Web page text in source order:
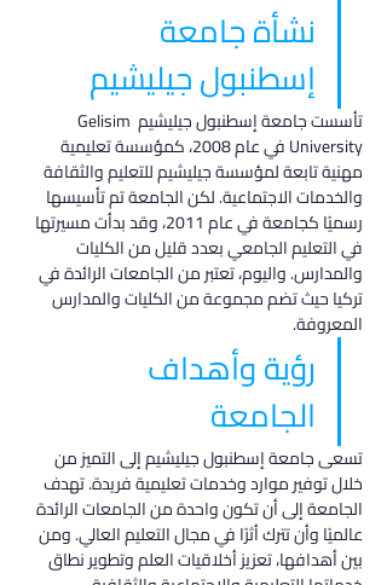
نشأة جامعة
إسطنبول جيليشيم
تأسست جامعة إسطنبول جيليشيم Gelisim
University في عام 2008، كمؤسسة تعليمية
مهنية تابعة لمؤسسة جيليشيم للتعليم والثقافة
والخدمات الاجتماعية. لكن الجامعة تم تأسيسها
رسميًا كجامعة في عام 2011، وقد بدأت مسيرتها
في التعليم الجامعي بعدد قليل من الكليات
والمدارس. واليوم، تعتبر من الجامعات الرائدة في
تركيا حيث تضم مجموعة من الكليات والمدارس
المعروفة.
رؤية وأهداف
الجامعة
تسعى جامعة إسطنبول جيليشيم إلى التميز من
خلال توفير موارد وخدمات تعليمية فريدة. تهدف
الجامعة إلى أن تكون واحدة من الجامعات الرائدة
عالميًا وأن تترك أثرًا في مجال التعليم العالي. ومن
بين أهدافها، تعزيز أخلاقيات العلم وتطوير نطاق